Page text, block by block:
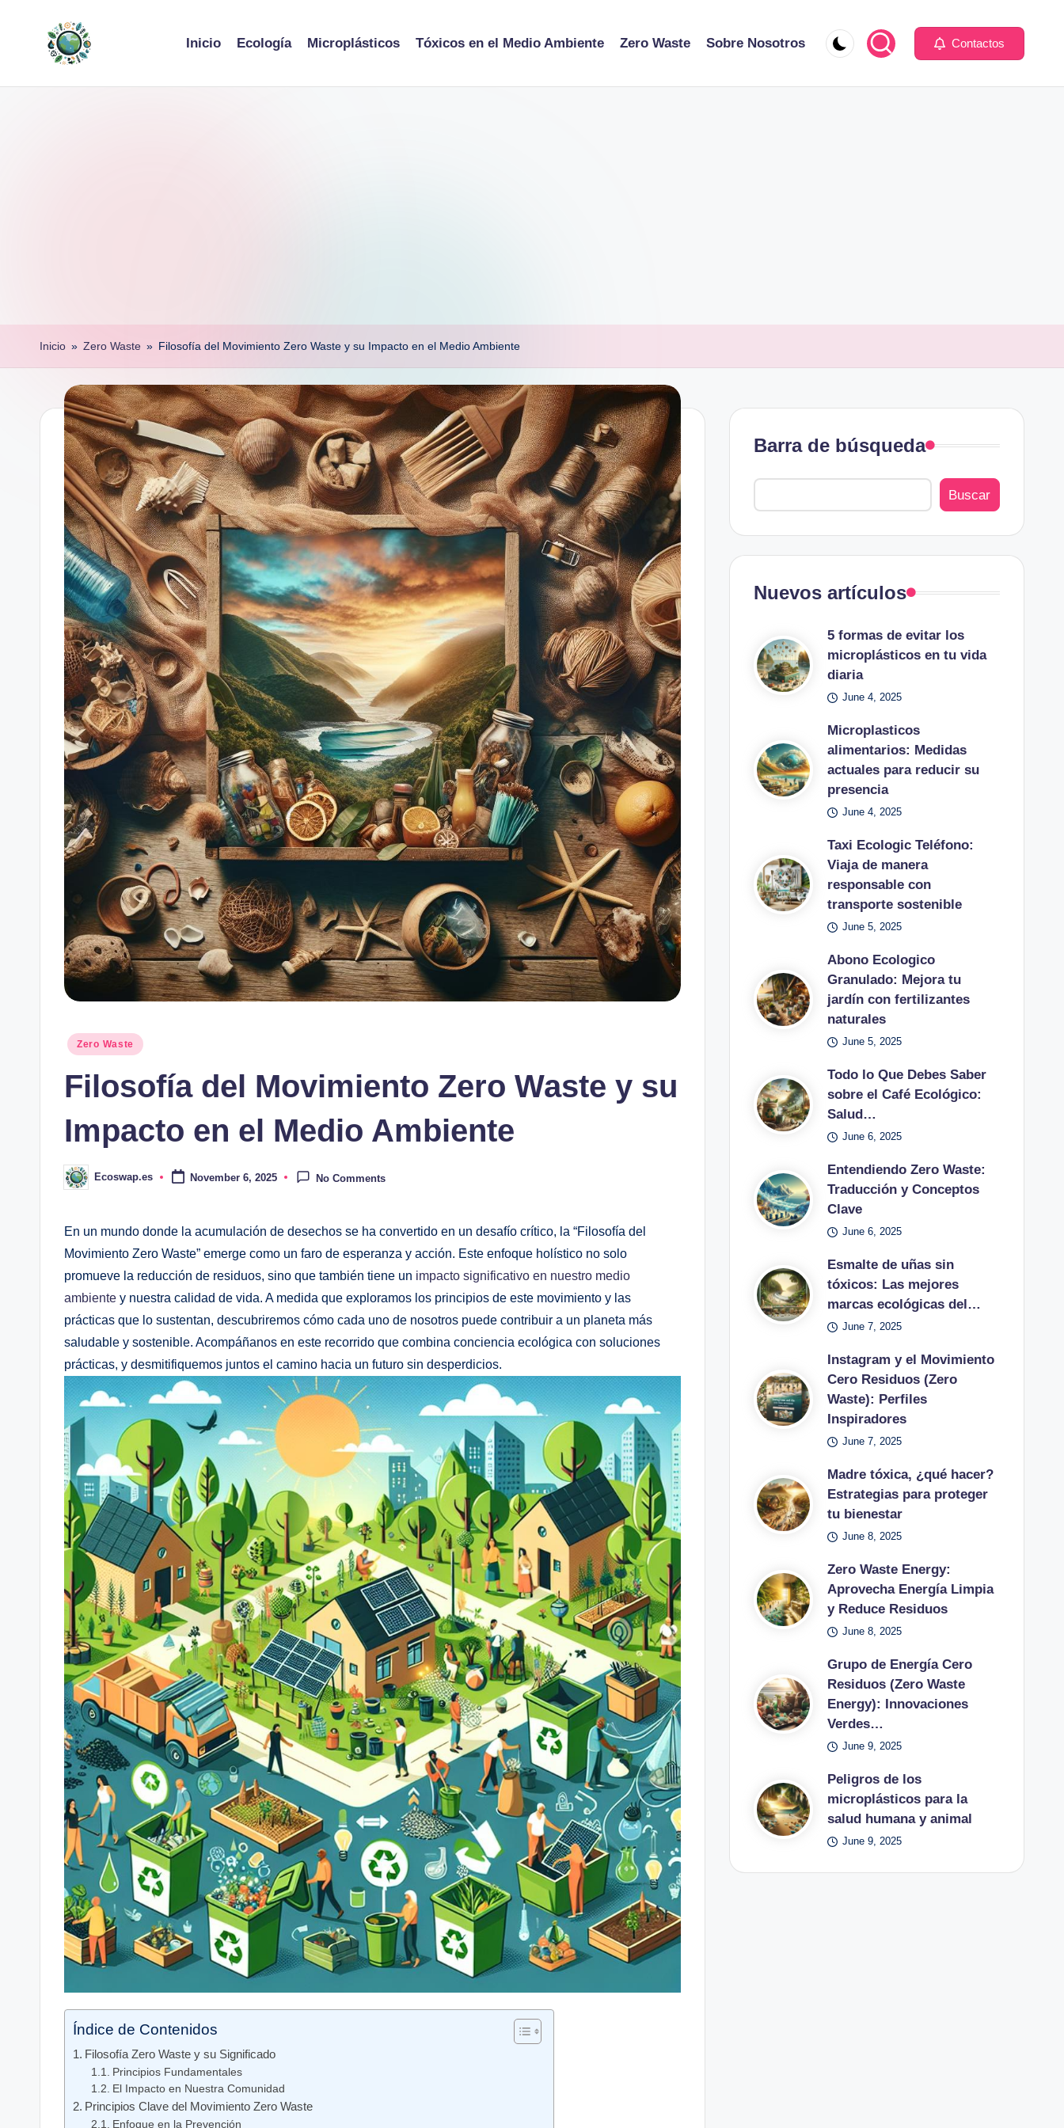
content
Inicio Ecología Microplásticos Tóxicos en el Medio Ambiente Zero Waste Sobre Nosotros Contactos
Inicio » Zero Waste » Filosofía del Movimiento Zero Waste y su Impacto en el Medio Ambiente
Posted
Zero Waste
Filosofía del Movimiento Zero Waste y su
Impacto en el Medio Ambiente
Posted
by
Ecoswap.es November 6, 2025 No Comments
En un mundo donde la acumulación de desechos se ha convertido en un desafío crítico, la “Filosofía del
Movimiento Zero Waste” emerge como un faro de esperanza y acción. Este enfoque holístico no solo
promueve la reducción de residuos, sino que también tiene un impacto significativo en nuestro medio
ambiente y nuestra calidad de vida. A medida que exploramos los principios de este movimiento y las
prácticas que lo sustentan, descubriremos cómo cada uno de nosotros puede contribuir a un planeta más
saludable y sostenible. Acompáñanos en este recorrido que combina conciencia ecológica con soluciones
prácticas, y desmitifiquemos juntos el camino hacia un futuro sin desperdicios.
Índice de Contenidos
Filosofía Zero Waste y su Significado
Principios Fundamentales
El Impacto en Nuestra Comunidad
Principios Clave del Movimiento Zero Waste
Enfoque en la Prevención
Barra de búsqueda
Buscar
Nuevos artículos
5 formas de evitar los
microplásticos en tu vida
diaria
June 4, 2025
Microplasticos
alimentarios: Medidas
actuales para reducir su
presencia
June 4, 2025
Taxi Ecologic Teléfono:
Viaja de manera
responsable con
transporte sostenible
June 5, 2025
Abono Ecologico
Granulado: Mejora tu
jardín con fertilizantes
naturales
June 5, 2025
Todo lo Que Debes Saber
sobre el Café Ecológico:
Salud…
June 6, 2025
Entendiendo Zero Waste:
Traducción y Conceptos
Clave
June 6, 2025
Esmalte de uñas sin
tóxicos: Las mejores
marcas ecológicas del…
June 7, 2025
Instagram y el Movimiento
Cero Residuos (Zero
Waste): Perfiles
Inspiradores
June 7, 2025
Madre tóxica, ¿qué hacer?
Estrategias para proteger
tu bienestar
June 8, 2025
Zero Waste Energy:
Aprovecha Energía Limpia
y Reduce Residuos
June 8, 2025
Grupo de Energía Cero
Residuos (Zero Waste
Energy): Innovaciones
Verdes…
June 9, 2025
Peligros de los
microplásticos para la
salud humana y animal
June 9, 2025